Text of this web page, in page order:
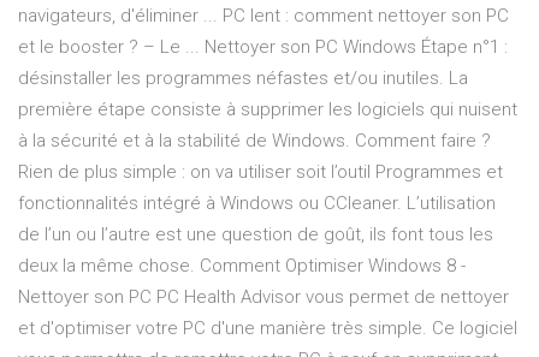
navigateurs, d'éliminer ... PC lent : comment nettoyer son PC
et le booster ? – Le ... Nettoyer son PC Windows Étape n°1 :
désinstaller les programmes néfastes et/ou inutiles. La
première étape consiste à supprimer les logiciels qui nuisent
à la sécurité et à la stabilité de Windows. Comment faire ?
Rien de plus simple : on va utiliser soit l’outil Programmes et
fonctionnalités intégré à Windows ou CCleaner. L’utilisation
de l’un ou l’autre est une question de goût, ils font tous les
deux la même chose. Comment Optimiser Windows 8 -
Nettoyer son PC PC Health Advisor vous permet de nettoyer
et d'optimiser votre PC d'une manière très simple. Ce logiciel